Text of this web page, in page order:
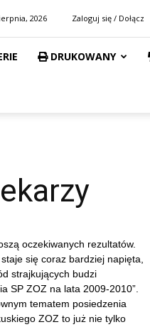
2026 Zaloguj się / Dołącz
DRUKOWANY
oczekiwanych rezultatów.
się coraz bardziej napięta,
strajkujących budzi
SP ZOZ na lata 2009-2010”.
tematem posiedzenia
ZOZ to już nie tylko